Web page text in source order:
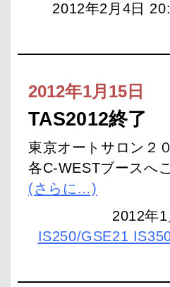
2012年2月4日
2012年1月15日
TAS2012終了
東京オートサロン２
各C-WESTブースへ
(さらに…)
2012年
IS250/GSE21